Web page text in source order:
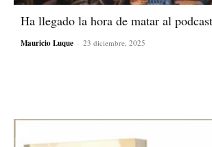
Ha llegado la hora de matar al podcast
Mauricio Luque - 23 diciembre, 2025